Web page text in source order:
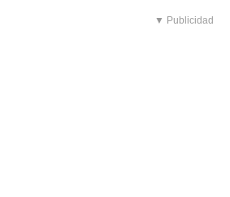
▼ Publicidad